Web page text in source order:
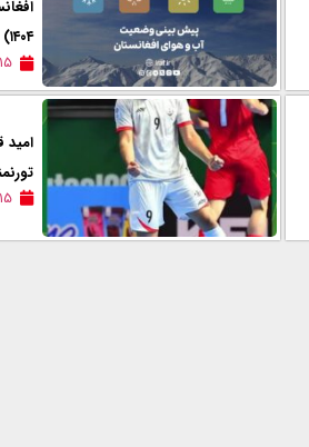
۱۴۰۴)
۱۵ حمل ۱۴۰۴
۱۵ حمل ۱۴۰۴